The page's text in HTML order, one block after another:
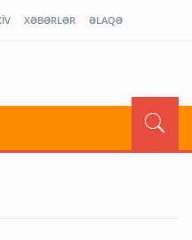
XƏBƏRLƏR ƏLAQƏ